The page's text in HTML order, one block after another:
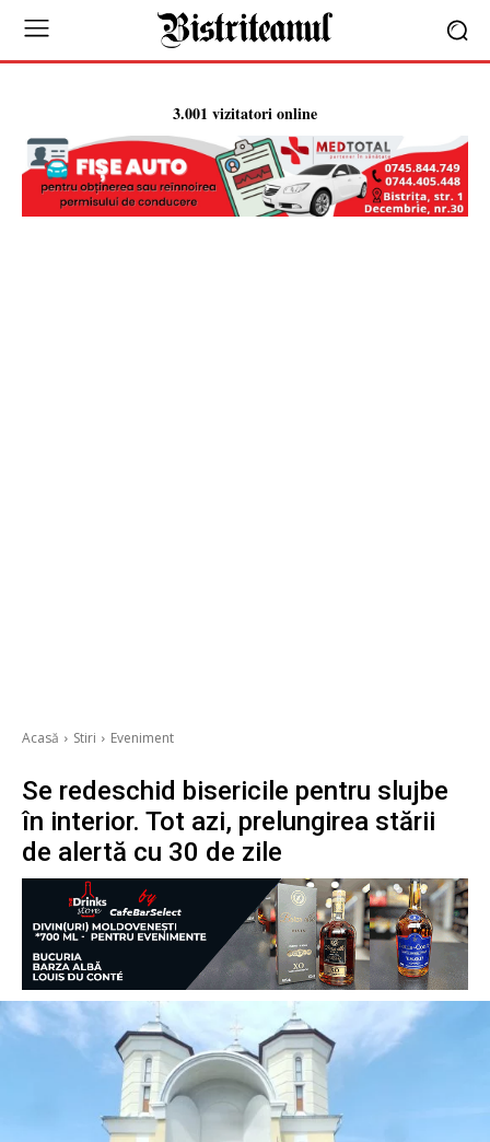
3.001 vizitatori online
Acasă Stiri Eveniment
Se redeschid bisericile pentru slujbe
în interior. Tot azi, prelungirea stării
de alertă cu 30 de zile